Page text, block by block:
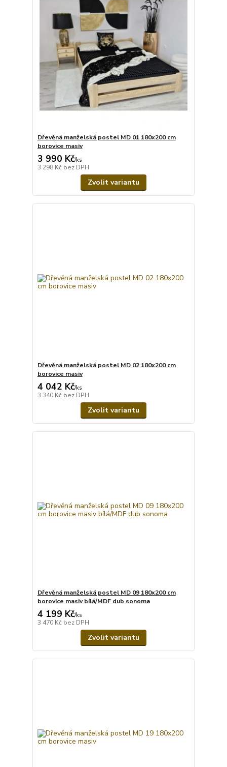
Dřevěná manželská postel MD 01 180x200 cm
borovice masiv
3 990 Kč/ks
3 298 Kč bez DPH
Zvolit variantu
Dřevěná manželská postel MD 02 180x200 cm
borovice masiv
4 042 Kč/ks
3 340 Kč bez DPH
Zvolit variantu
Dřevěná manželská postel MD 09 180x200 cm
borovice masiv bílá/MDF dub sonoma
4 199 Kč/ks
3 470 Kč bez DPH
Zvolit variantu